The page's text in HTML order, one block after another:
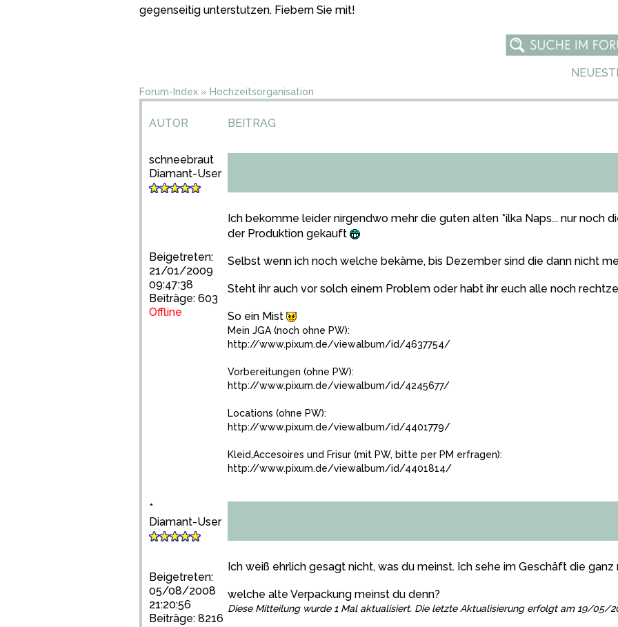
gegenseitig unterstutzen. Fiebern Sie mit!
Forum-Index » Hochzeitsorganisation
AUTOR BEITRAG
schneebraut
Diamant-User
Beigetreten:
21/01/2009
09:47:38
Beiträge: 603
Offline
Ich bekomme leider nirgendwo mehr die guten alten *ilka Naps... nur noch
der Produktion gekauft
Selbst wenn ich noch welche bekäme, bis Dezember sind die dann nicht
Steht ihr auch vor solch einem Problem oder habt ihr euch alle noch
So ein Mist
Mein JGA (noch ohne PW):
http://www.pixum.de/viewalbum/id/4637754/
Vorbereitungen (ohne PW):
http://www.pixum.de/viewalbum/id/4245677/
Locations (ohne PW):
http://www.pixum.de/viewalbum/id/4401779/
Kleid,Accesoires und Frisur (mit PW, bitte per PM erfragen):
http://www.pixum.de/viewalbum/id/4401814/
*
Diamant-User
Beigetreten:
05/08/2008
21:20:56
Beiträge: 8216
Ich weiß ehrlich gesagt nicht, was du meinst. Ich sehe im Geschäft die ganz
welche alte Verpackung meinst du denn?
Diese Mitteilung wurde 1 Mal aktualisiert. Die letzte Aktualisierung erfolgt am 19/05/